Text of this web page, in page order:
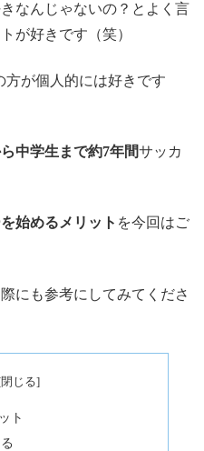
なんじゃないの？とよく言
が好きです（笑）
方が個人的には好きです
中学生まで約7年間サッカ
始めるメリット を今回はご
にも参考にしてみてくださ
ト